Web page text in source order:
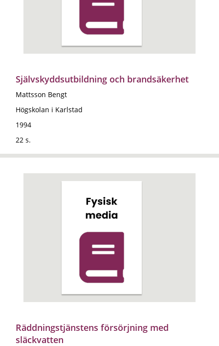
Självskyddsutbildning och brandsäkerhet
Mattsson Bengt
Högskolan i Karlstad
1994
22 s.
Räddningstjänstens försörjning med
släckvatten